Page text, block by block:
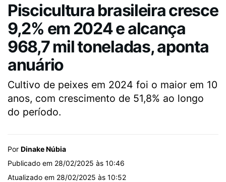
Piscicultura brasileira cresce
9,2% em 2024 e alcança
968,7 mil toneladas, aponta
anuário
Cultivo de peixes em 2024 foi o maior em 10
anos, com crescimento de 51,8% ao longo
do período.
Por Dinake Núbia
Publicado em 28/02/2025 às 10:46
Atualizado em 28/02/2025 às 10:52